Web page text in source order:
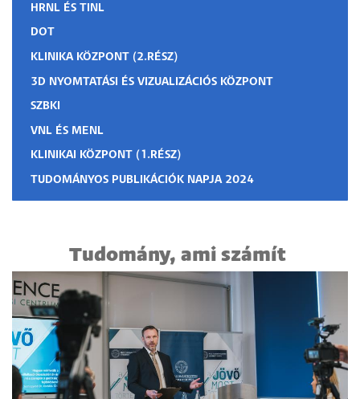
HRNL ÉS TINL
DOT
KLINIKA KÖZPONT (2.RÉSZ)
3D NYOMTATÁSI ÉS VIZUALIZÁCIÓS KÖZPONT
SZBKI
VNL ÉS MENL
KLINIKAI KÖZPONT (1.RÉSZ)
TUDOMÁNYOS PUBLIKÁCIÓK NAPJA 2024
Tudomány, ami számít